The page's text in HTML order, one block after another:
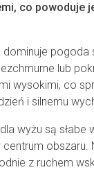
co powoduje
pogoda
lub
wysokimi, co
i silnemu
wyżu są słabe
obszaru.
z ruchem